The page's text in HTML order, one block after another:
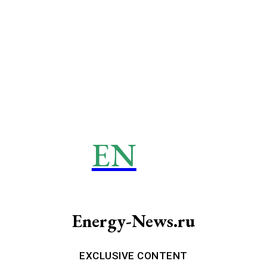
EN
Energy-News.ru
EXCLUSIVE CONTENT